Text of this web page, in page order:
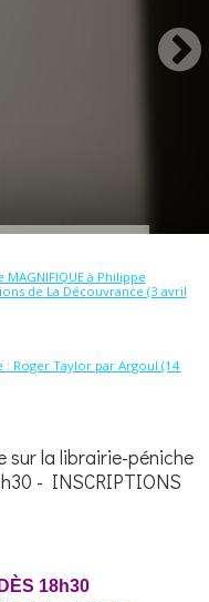
à Philippe
de La Découvrance (3 avril
Roger Taylor par Argoul (14
la librairie-péniche
- INSCRIPTIONS
18h30